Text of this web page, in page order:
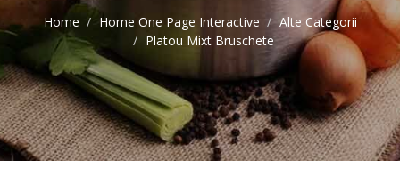
Home Home One Page Interactive
Alte Categorii
Platou Mixt Bruschete